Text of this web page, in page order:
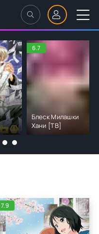
6.7
Блеск Милашки
Хани [ТВ]
7.9